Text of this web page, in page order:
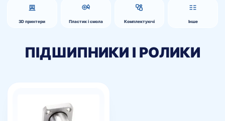
3D принтери Пластик і смола Комплектуючі Інше